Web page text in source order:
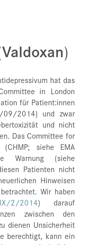
Valdoxan)
hat das
in London
für Patient:innen
09/2014) und zwar
und nicht
Das Committee for
siehe EMA
Warnung (siehe
Patienten nicht
Hinweisen
Wir haben
2/2014) darauf
zwischen den
dienen Unsicherheit
berechtigt, kann ein